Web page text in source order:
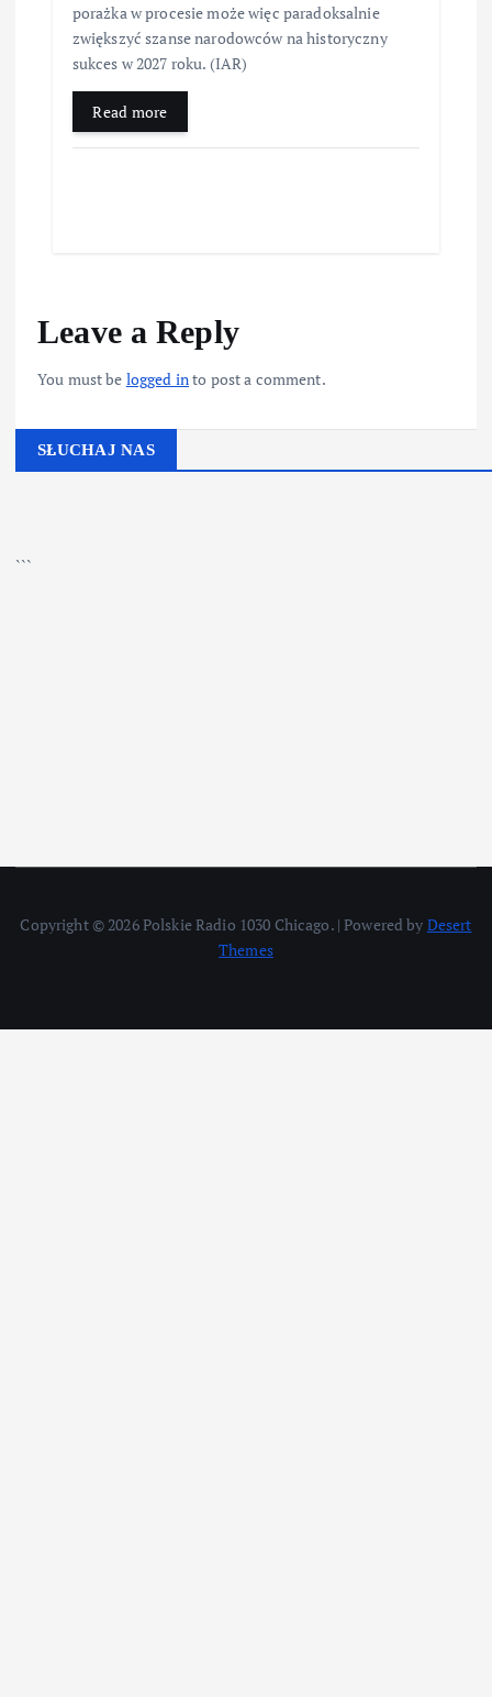
porażka w procesie może więc paradoksalnie
zwiększyć szanse narodowców na historyczny
sukces w 2027 roku. (IAR)
Read more
Leave a Reply
You must be logged into post a comment.
SŁUCHAJ NAS
```
Copyright © 2026 Polskie Radio 1030 Chicago. | Powered by Desert
Themes